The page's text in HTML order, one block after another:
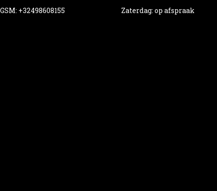
GSM: +32498608155
Zaterdag: op afspraak